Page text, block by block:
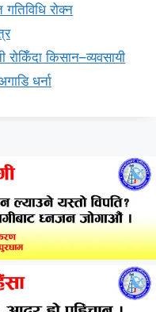
रोक्न
रोकिँदा किसान–व्यवसायी
धर्ना